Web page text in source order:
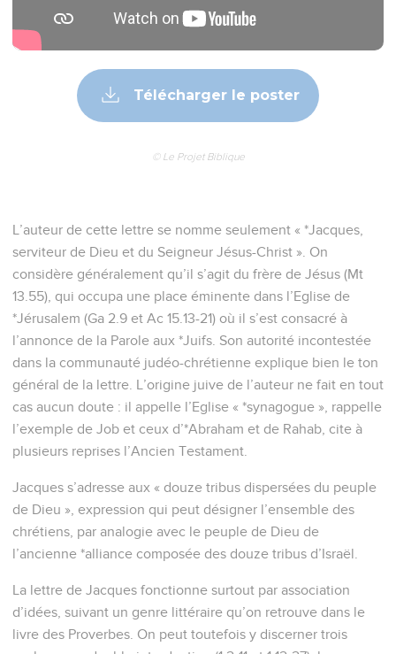
Télécharger le poster
© Le Projet Biblique
L’auteur de cette lettre se nomme seulement « *Jacques,
serviteur de Dieu et du Seigneur Jésus-Christ ». On
considère généralement qu’il s’agit du frère de Jésus (Mt
13.55), qui occupa une place éminente dans l’Eglise de
*Jérusalem (Ga 2.9 et Ac 15.13-21) où il s’est consacré à
l’annonce de la Parole aux *Juifs. Son autorité incontestée
dans la communauté judéo-chrétienne explique bien le ton
général de la lettre. L’origine juive de l’auteur ne fait en tout
cas aucun doute : il appelle l’Eglise « *synagogue », rappelle
l’exemple de Job et ceux d’*Abraham et de Rahab, cite à
plusieurs reprises l’Ancien Testament.
Jacques s’adresse aux « douze tribus dispersées du peuple
de Dieu », expression qui peut désigner l’ensemble des
chrétiens, par analogie avec le peuple de Dieu de
l’ancienne *alliance composée des douze tribus d’Israël.
La lettre de Jacques fonctionne surtout par association
d’idées, suivant un genre littéraire qu’on retrouve dans le
livre des Proverbes. On peut toutefois y discerner trois